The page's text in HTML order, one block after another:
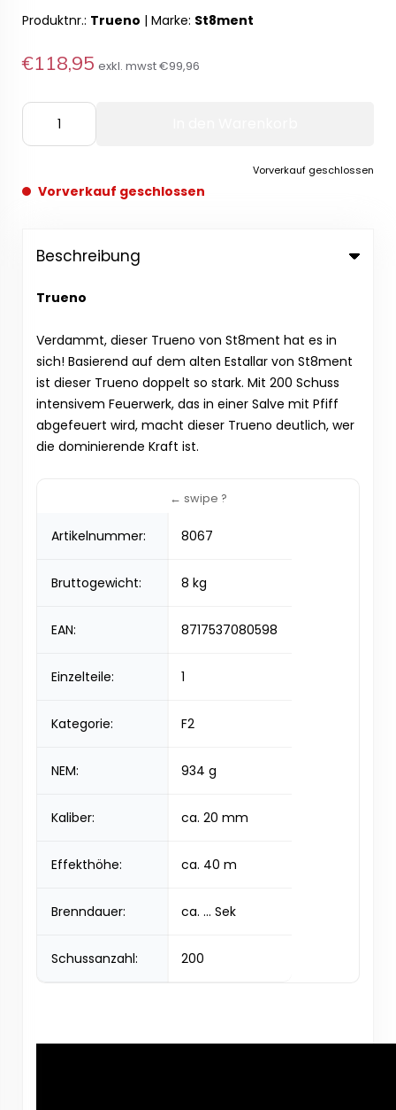
Produktnr.: Trueno | Marke: St8ment
€118,95 exkl. mwst€99,96
Vorverkauf geschlossen
Vorverkauf geschlossen
Beschreibung
Trueno
Verdammt, dieser Trueno von St8ment hat es in
sich! Basierend auf dem alten Estallar von St8ment
ist dieser Trueno doppelt so stark. Mit 200 Schuss
intensivem Feuerwerk, das in einer Salve mit Pfiff
abgefeuert wird, macht dieser Trueno deutlich, wer
die dominierende Kraft ist.
Artikelnummer: 8067
Bruttogewicht: 8 kg
EAN: 8717537080598
Einzelteile: 1
Kategorie: F2
NEM: 934 g
Kaliber: ca. 20 mm
Effekthöhe: ca. 40 m
Brenndauer: ca. ... Sek
Schussanzahl: 200